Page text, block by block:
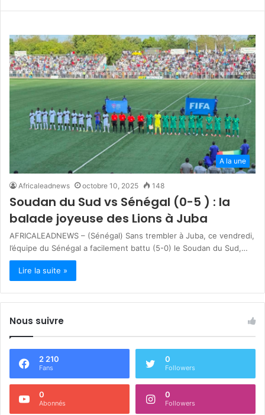
A la une
Africaleadnews octobre 10, 2025 148
Soudan du Sud vs Sénégal (0-5 ) : la
balade joyeuse des Lions à Juba
AFRICALEADNEWS – (Sénégal) Sans trembler à Juba, ce vendredi,
l’équipe du Sénégal a facilement battu (5-0) le Soudan du Sud,…
Lire la suite »
Nous suivre
2 210
Fans
0
Followers
0
Abonnés
0
Followers